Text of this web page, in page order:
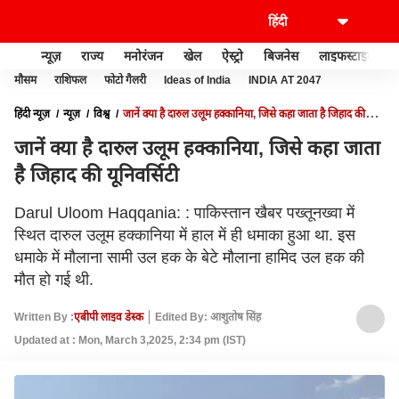
न्यूज़ राज्य मनोरंजन खेल ऐस्ट्रो बिजनेस लाइफस्टाइल
मौसम राशिफल फोटो गैलरी Ideas of India INDIA AT 2047
हिंदी न्यूज़ न्यूज़ विश्व
जानें क्या है दारुल उलूम हक्कानिया, जिसे कहा जाता है जिहाद की
जानें क्या है दारुल उलूम हक्कानिया, जिसे कहा जाता
है जिहाद की यूनिवर्सिटी
Darul Uloom Haqqania: : पाकिस्तान खैबर पख्तूनख्वा में
स्थित दारुल उलूम हक्कानिया में हाल में ही धमाका हुआ था. इस
धमाके में मौलाना सामी उल हक के बेटे मौलाना हामिद उल हक की
मौत हो गई थी.
Written By :एबीपी लाइव डेस्क
Edited By: आशुतोष सिंह
Updated at : Mon, March 3,2025, 2:34 pm (IST)